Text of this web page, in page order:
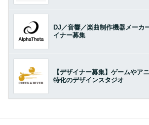
DJ／音響／楽曲制作機器メーカ
イナー募集
【デザイナー募集】ゲームやア
特化のデザインスタジオ